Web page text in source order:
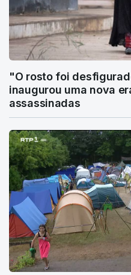
"O rosto foi
inaugurou uma nova
assassinadas